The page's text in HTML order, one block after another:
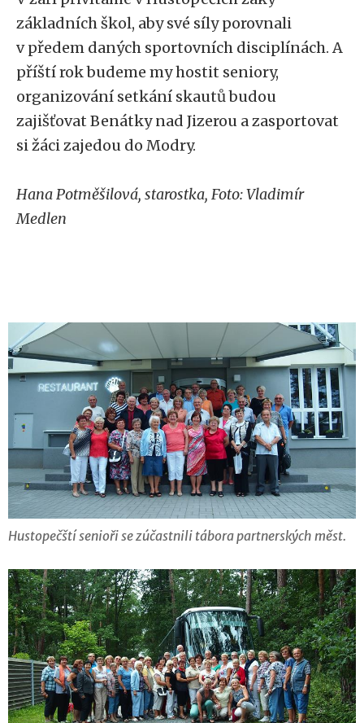
základních škol, aby své síly porovnali
v předem daných sportovních disciplínách. A
příští rok budeme my hostit seniory,
organizování setkání skautů budou
zajišťovat Benátky nad Jizerou a zasportovat
si žáci zajedou do Modry.
Hana Potměšilová, starostka, Foto: Vladimír
Medlen
Hustopečští senioři se zúčastnili tábora partnerských měst.